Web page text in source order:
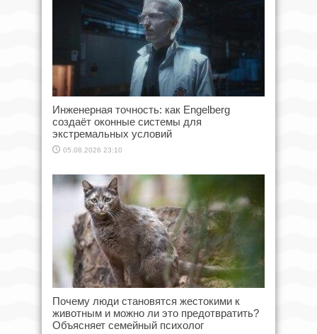
Инженерная точность: как Engelberg
создаёт оконные системы для
экстремальных условий
05.08.2026 23:10
Почему люди становятся жестокими к
животным и можно ли это предотвратить?
Объясняет семейный психолог